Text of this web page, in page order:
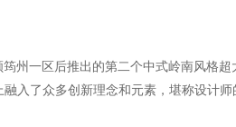
州一区后推出的第二个中式岭南风格
入了众多创新理念和元素，堪称设计师